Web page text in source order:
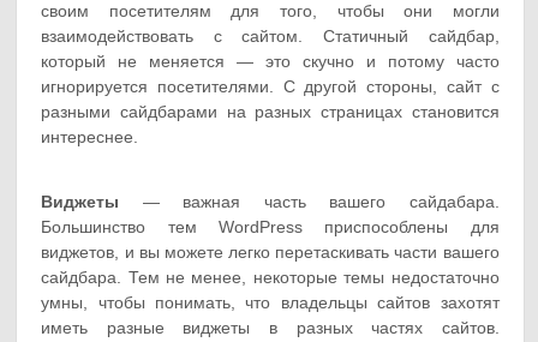
своим посетителям для того, чтобы они могли
взаимодействовать с сайтом. Статичный сайдбар,
который не меняется — это скучно и потому часто
игнорируется посетителями. С другой стороны, сайт с
разными сайдбарами на разных страницах становится
интереснее.
Виджеты — важная часть вашего сайдабара.
Большинство тем WordPress приспособлены для
виджетов, и вы можете легко перетаскивать части вашего
сайдбара. Тем не менее, некоторые темы недостаточно
умны, чтобы понимать, что владельцы сайтов захотят
иметь разные виджеты в разных частях сайтов.